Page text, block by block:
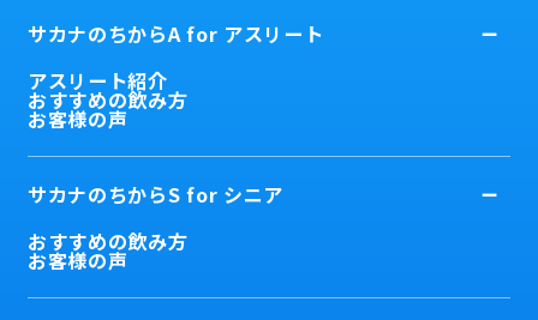
サカナのちからA for アスリート
アスリート紹介
おすすめの飲み方
お客様の声
サカナのちからS for シニア
おすすめの飲み方
お客様の声